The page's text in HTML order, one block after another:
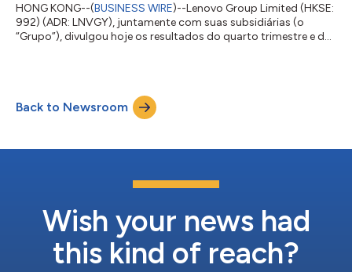
HONG KONG--(BUSINESS WIRE)--Lenovo Group Limited (HKSE:
992) (ADR: LNVGY), juntamente com suas subsidiárias (o
“Grupo”), divulgou hoje os resultados do quarto trimestre e do
para o quarto trimestre, de US$ 21,6 bilhões, um aumento de
27% em relação ao ano anterior, marcando a maior taxa de
crescimento anual em cinco a...
Back to Newsroom
Wish your news had
this kind of reach?